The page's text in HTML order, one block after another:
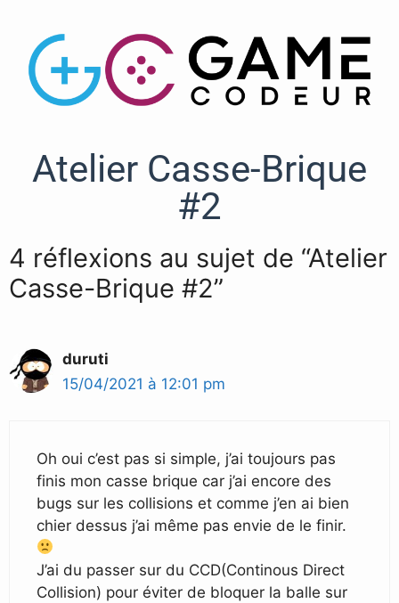
Atelier Casse-Brique
#2
4 réflexions au sujet de “Atelier
Casse-Brique #2”
duruti
15/04/2021 à 12:01 pm
Oh oui c’est pas si simple, j’ai toujours pas
finis mon casse brique car j’ai encore des
bugs sur les collisions et comme j’en ai bien
chier dessus j’ai même pas envie de le finir.
J’ai du passer sur du CCD(Continous Direct
Collision) pour éviter de bloquer la balle sur